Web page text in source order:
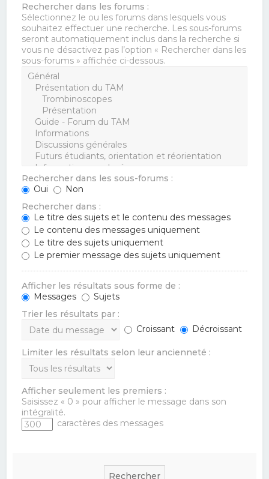
Rechercher dans les forums :
Sélectionnez le ou les forums dans lesquels vous
souhaitez effectuer une recherche. Les sous-forums
seront automatiquement inclus dans la recherche si
vous ne désactivez pas l’option « Rechercher dans les
sous-forums » affichée ci-dessous.
Rechercher dans les sous-forums :
Oui
Non
Rechercher dans :
Le titre des sujets et le contenu des messages
Le contenu des messages uniquement
Le titre des sujets uniquement
Le premier message des sujets uniquement
Afficher les résultats sous forme de :
Messages
Sujets
Trier les résultats par :
Croissant
Décroissant
Limiter les résultats selon leur ancienneté :
Afficher seulement les premiers :
Saisissez « 0 » pour afficher le message dans son
intégralité.
caractères des messages